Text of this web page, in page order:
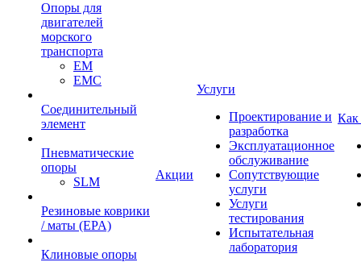
Опоры для
двигателей
морского
транспорта
EM
EMC
Cоединительный
элемент
Пневматические
опоры
SLM
Резиновые коврики
/ маты (EPA)
Клиновые опоры
Акции
Услуги
Проектирование и
разработка
Эксплуатационное
обслуживание
Сопутствующие
услуги
Услуги
тестирования
Испытательная
лаборатория
Как